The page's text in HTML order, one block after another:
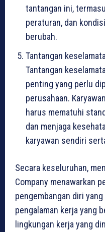
tantangan ini,
peraturan, dan
berubah.
Tantangan
Tantangan
penting yang perlu
perusahaan.
harus mematuhi
dan menjaga
karyawan sendiri
Secara keseluruhan,
Company menawarkan
pengembangan diri
pengalaman kerja yang
lingkungan kerja yang